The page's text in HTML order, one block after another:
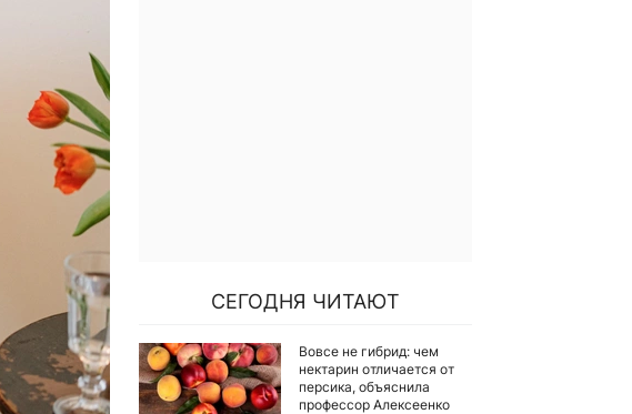
СЕГОДНЯ ЧИТАЮТ
Вовсе не гибрид: чем
нектарин отличается от
персика, объяснила
профессор Алексеенко